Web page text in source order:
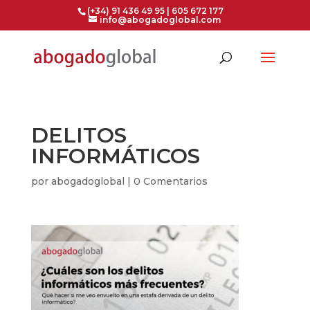
(+34) 91 436 49 95 | 605 672 177
info@abogadoglobal.com
DELITOS
INFORMÁTICOS
por abogadoglobal | 0 Comentarios